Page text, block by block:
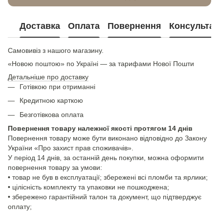
Доставка Оплата Повернення
Самовивіз з нашого магазину.
«Новою поштою» по Україні — за тарифами Нової Пошти
Детальніше про доставку
Готівкою при отриманні
Кредитною карткою
Безготівкова оплата
Повернення товару належної якості протягом 14 днів
Повернення товару може бути виконано відповідно до Закону
України «Про захист прав споживачів».
У період 14 днів, за останній день покупки, можна оформити
повернення товару за умови:
• товар не був в експлуатації; збережені всі пломби та ярлики;
• цілісність комплекту та упаковки не пошкоджена;
• збережено гарантійний талон та документ, що підтверджує
оплату;